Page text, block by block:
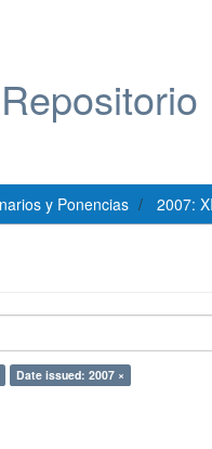
y Ponencias 2007:
Date issued: 2007 ×